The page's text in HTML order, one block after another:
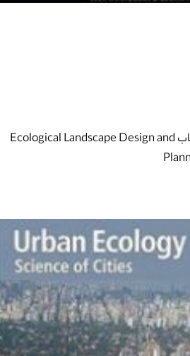
دانلود کتاب Ecological Landscape Design and